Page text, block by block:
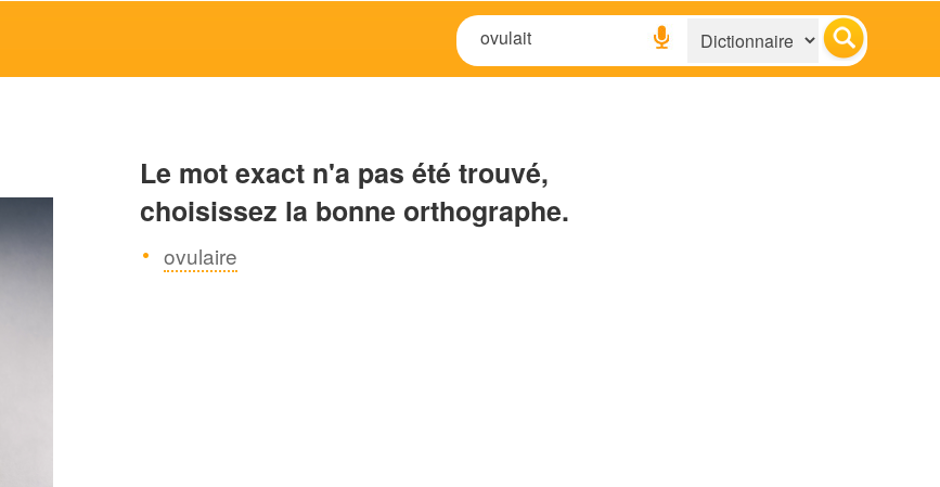
Le mot exact n'a pas été trouvé,
choisissez la bonne orthographe.
ovulaire